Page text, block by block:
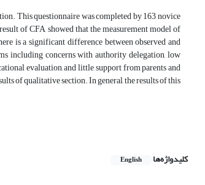
This questionnaire was completed by 163 novice
of CFA showed that the measurement model of
is a significant difference between observed and
including concerns with authority delegation, low
evaluation, and little support from parents and
of qualitative section. In general, the results of this
کلیدواژه‌ها English